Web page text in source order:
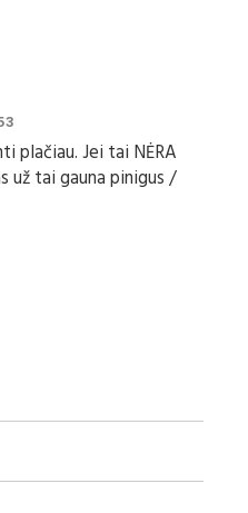
plačiau. Jei tai NĖRA
už tai gauna pinigus /